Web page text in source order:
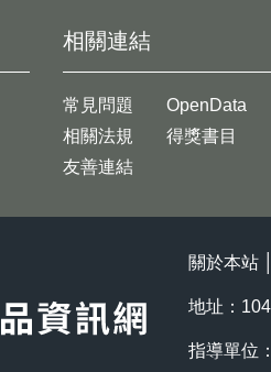
相關連結
常見問題
相關法規
友善連結
OpenData
得獎書目
關於本站
地址：
指導單位